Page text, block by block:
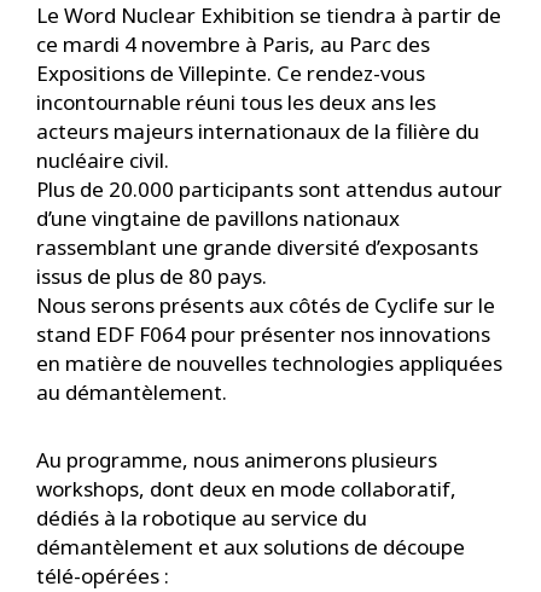
Le Word Nuclear Exhibition se tiendra à partir de
ce mardi 4 novembre à Paris, au Parc des
Expositions de Villepinte. Ce rendez-vous
incontournable réuni tous les deux ans les
acteurs majeurs internationaux de la filière du
nucléaire civil.
Plus de 20.000 participants sont attendus autour
d’une vingtaine de pavillons nationaux
rassemblant une grande diversité d’exposants
issus de plus de 80 pays.
Nous serons présents aux côtés de Cyclife sur le
stand EDF F064 pour présenter nos innovations
en matière de nouvelles technologies appliquées
au démantèlement.
Au programme, nous animerons plusieurs
workshops, dont deux en mode collaboratif,
dédiés à la robotique au service du
démantèlement et aux solutions de découpe
télé-opérées :